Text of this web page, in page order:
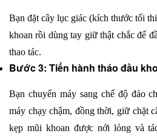
Bạn đặt cây lục giác (kích thước tối
khoan rồi dùng tay giữ thật chắc để
thao tác.
Bước 3: Tiến hành tháo đầu
Bạn chuyển máy sang chế độ đảo
máy chạy chậm, đồng thời, giữ chặt
kẹp mũi khoan được nới lỏng và